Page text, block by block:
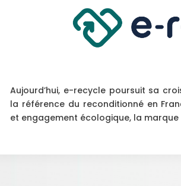
Aujourd’hui, e-recycle poursuit sa
la référence du reconditionné en
et engagement écologique, la